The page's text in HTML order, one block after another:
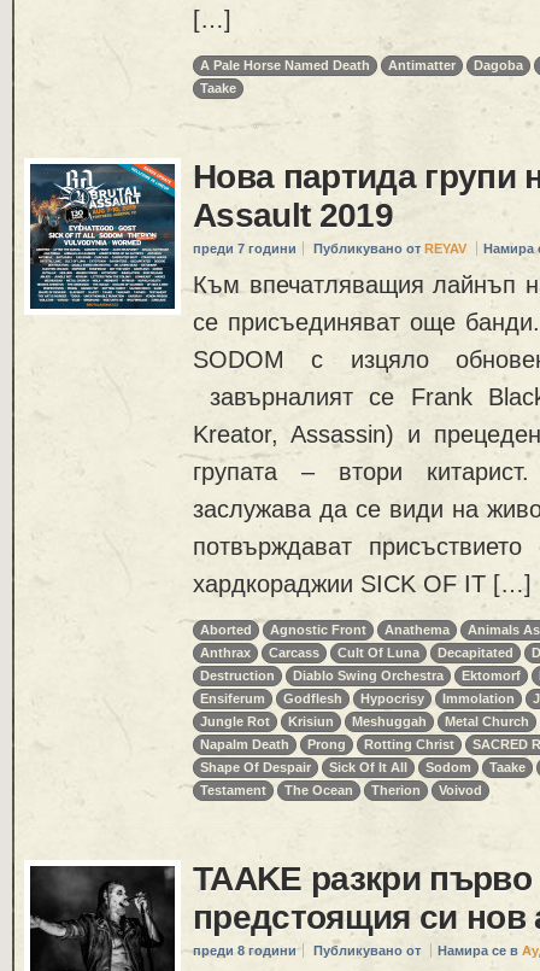
[…]
A Pale Horse Named Death Antimatter
Dagoba
Taake
Нова партида групи
Assault 2019
преди 7 години Публикувано от REYAV Намира
Към впечатляващия лайнъп
се присъединяват още
SODOM с изцяло
завърналият се Frank
Kreator, Assassin) и
групата – втори
заслужава да се види на
потвърждават
хардкораджии SICK OF IT […]
Aborted Agnostic Front Anathema
Animals
Anthrax
Carcass Cult Of Luna Decapitated
Destruction
Diablo Swing Orchestra Ektomorf
Ensiferum
Godflesh Hypocrisy Immolation
Jungle Rot
Krisiun Meshuggah
Metal Church
Napalm Death
Prong Rotting Christ
SACRED
Shape Of Despair
Sick Of It All Sodom
Taake
Testament
The Ocean Therion Voivod
TAAKE разкри първо
предстоящия си нов
преди 8 години Публикувано от Намира се в